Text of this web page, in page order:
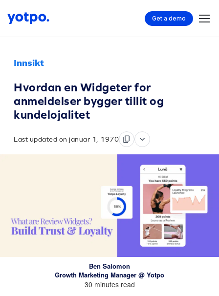
Get a demo
Innsikt
Hvordan en Widgeter for
anmeldelser bygger tillit og
kundelojalitet
Last updated on januar 1, 1970
Ben Salomon
Growth Marketing Manager @ Yotpo
30 minutes read